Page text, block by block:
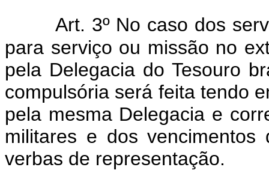
Art. 3º No caso dos
para serviço ou missão no
pela Delegacia do Tesouro
compulsória será feita tendo
pela mesma Delegacia e
militares e dos vencimentos
verbas de